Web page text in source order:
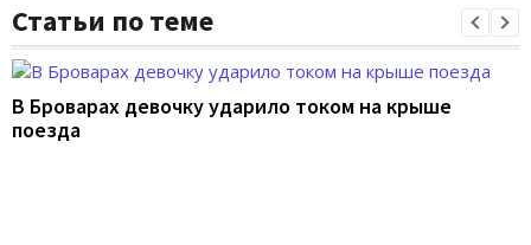
Статьи по теме
В Броварах девочку ударило током на крыше
поезда